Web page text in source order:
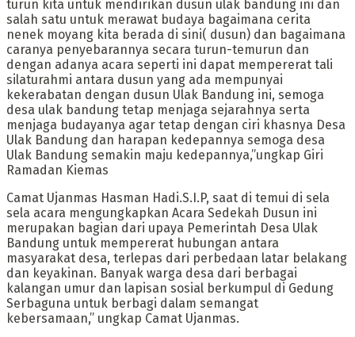
turun kita untuk mendirikan dusun ulak bandung ini dan
salah satu untuk merawat budaya bagaimana cerita
nenek moyang kita berada di sini( dusun) dan bagaimana
caranya penyebarannya secara turun-temurun dan
dengan adanya acara seperti ini dapat mempererat tali
silaturahmi antara dusun yang ada mempunyai
kekerabatan dengan dusun Ulak Bandung ini, semoga
desa ulak bandung tetap menjaga sejarahnya serta
menjaga budayanya agar tetap dengan ciri khasnya Desa
Ulak Bandung dan harapan kedepannya semoga desa
Ulak Bandung semakin maju kedepannya,”ungkap Giri
Ramadan Kiemas
Camat Ujanmas Hasman Hadi.S.I.P, saat di temui di sela
sela acara mengungkapkan Acara Sedekah Dusun ini
merupakan bagian dari upaya Pemerintah Desa Ulak
Bandung untuk mempererat hubungan antara
masyarakat desa, terlepas dari perbedaan latar belakang
dan keyakinan. Banyak warga desa dari berbagai
kalangan umur dan lapisan sosial berkumpul di Gedung
Serbaguna untuk berbagi dalam semangat
kebersamaan,” ungkap Camat Ujanmas.